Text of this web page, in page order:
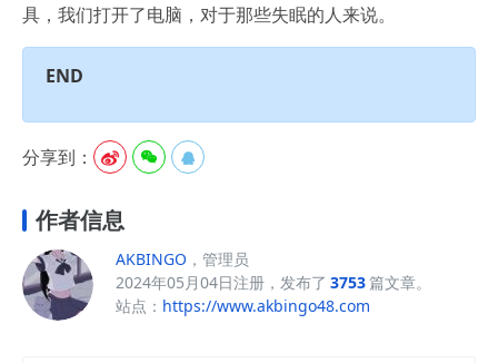
具，我们打开了电脑，对于那些失眠的人来说。
END
分享到：   
作者信息
AKBINGO ，管理员
2024年05月04日注册，发布了 3753篇文章。
站点： https://www.akbingo48.com